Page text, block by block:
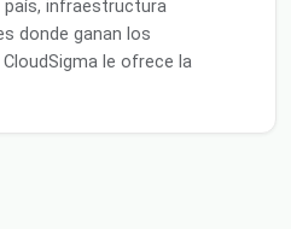
país, infraestructura
donde ganan los
le ofrece la